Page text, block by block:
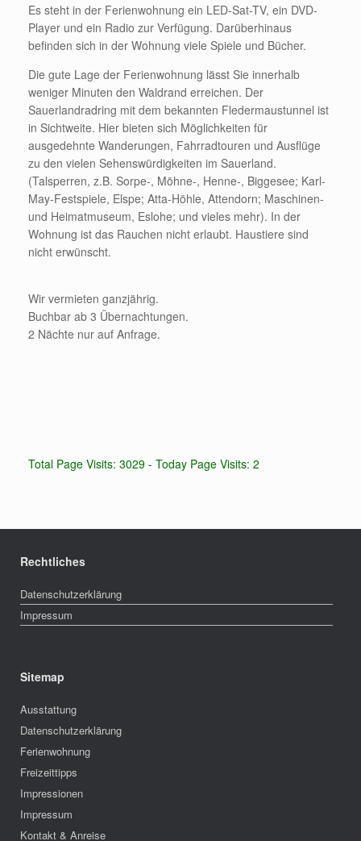
Es steht in der Ferienwohnung ein LED-Sat-TV, ein DVD-
Player und ein Radio zur Verfügung. Darüberhinaus
befinden sich in der Wohnung viele Spiele und Bücher.
Die gute Lage der Ferienwohnung lässt Sie innerhalb
weniger Minuten den Waldrand erreichen. Der
Sauerlandradring mit dem bekannten Fledermaustunnel ist
in Sichtweite. Hier bieten sich Möglichkeiten für
ausgedehnte Wanderungen, Fahrradtouren und Ausflüge
zu den vielen Sehenswürdigkeiten im Sauerland.
(Talsperren, z.B. Sorpe-, Möhne-, Henne-, Biggesee; Karl-
May-Festspiele, Elspe; Atta-Höhle, Attendorn; Maschinen-
und Heimatmuseum, Eslohe; und vieles mehr). In der
Wohnung ist das Rauchen nicht erlaubt. Haustiere sind
nicht erwünscht.
Wir vermieten ganzjährig.
Buchbar ab 3 Übernachtungen.
2 Nächte nur auf Anfrage.
Total Page Visits: 3029 - Today Page Visits: 2
Rechtliches
Datenschutzerklärung
Impressum
Sitemap
Ausstattung
Datenschutzerklärung
Ferienwohnung
Freizeittipps
Impressionen
Impressum
Kontakt & Anreise